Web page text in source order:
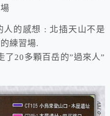
人的感想 : 北插天山不是
練習場.
20多顆百岳的”過來人”